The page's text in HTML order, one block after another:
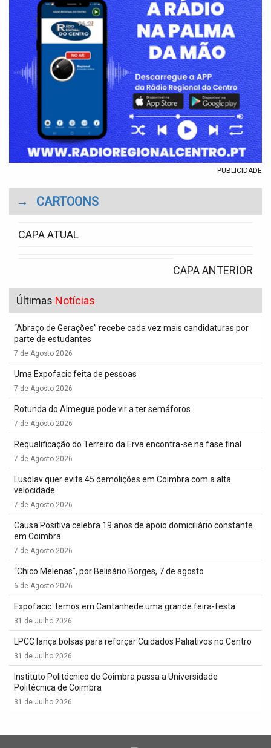
PUBLICIDADE
→ CARTOONS
CAPA ATUAL
CAPA ANTERIOR
Últimas Notícias
“Abraço de Gerações” recebe cada vez mais candidaturas por
parte de estudantes
7 de Agosto 2026
Uma Expofacic feita de pessoas
7 de Agosto 2026
Rotunda do Almegue pode vir a ter semáforos
7 de Agosto 2026
Requalificação do Terreiro da Erva encontra-se na fase final
7 de Agosto 2026
Lusolav quer evita 45 demolições em Coimbra com a alta
velocidade
7 de Agosto 2026
Causa Positiva celebra 19 anos de apoio domiciliário constante
em Coimbra
7 de Agosto 2026
“Chico Melenas”, por Belisário Borges, 7 de agosto
6 de Agosto 2026
Expofacic: temos em Cantanhede uma grande feira-festa
31 de Julho 2026
LPCC lança bolsas para reforçar Cuidados Paliativos no Centro
31 de Julho 2026
Instituto Politécnico de Coimbra passa a Universidade
Politécnica de Coimbra
31 de Julho 2026